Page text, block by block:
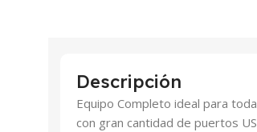
Descripción
Equipo Completo ideal para
con gran cantidad de puertos